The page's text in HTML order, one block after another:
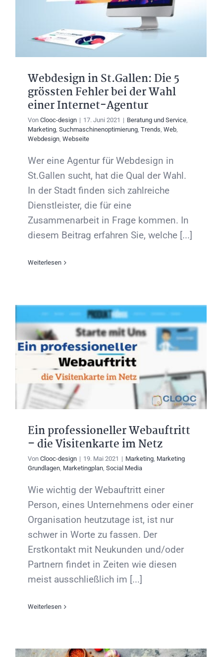
Webdesign in St.Gallen: Die 5
grössten Fehler bei der Wahl
einer Internet-Agentur
Von Clooc-design | 17. Juni 2021 | Beratung und Service,
Marketing, Suchmaschinenoptimierung, Trends, Web,
Webdesign, Webseite
Wer eine Agentur für Webdesign in
St.Gallen sucht, hat die Qual der Wahl.
In der Stadt finden sich zahlreiche
Dienstleister, die für eine
Zusammenarbeit in Frage kommen. In
diesem Beitrag erfahren Sie, welche [...]
Weiterlesen
Ein professioneller Webauftritt
– die Visitenkarte im Netz
Von Clooc-design | 19. Mai 2021 | Marketing, Marketing
Grundlagen, Marketingplan, Social Media
Wie wichtig der Webauftritt einer
Person, eines Unternehmens oder einer
Organisation heutzutage ist, ist nur
schwer in Worte zu fassen. Der
Erstkontakt mit Neukunden und/oder
Partnern findet in Zeiten wie diesen
meist ausschließlich im [...]
Weiterlesen